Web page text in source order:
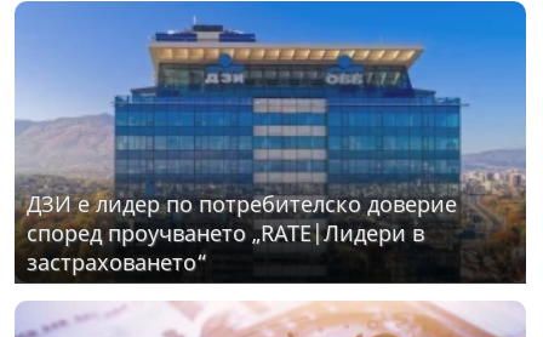
ДЗИ е лидер по потребителско доверие
според проучването „RATE|Лидери в
застраховането“